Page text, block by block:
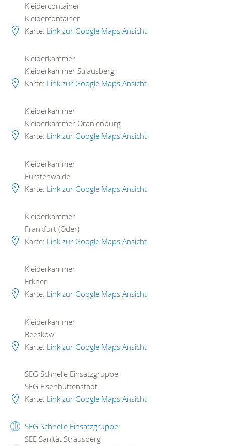
Kleidercontainer
Kleidercontainer
Karte: Link zur Google Maps Ansicht
Kleiderkammer
Kleiderkammer Strausberg
Karte: Link zur Google Maps Ansicht
Kleiderkammer
Kleiderkammer Oranienburg
Karte: Link zur Google Maps Ansicht
Kleiderkammer
Fürstenwalde
Karte: Link zur Google Maps Ansicht
Kleiderkammer
Frankfurt (Oder)
Karte: Link zur Google Maps Ansicht
Kleiderkammer
Erkner
Karte: Link zur Google Maps Ansicht
Kleiderkammer
Beeskow
Karte: Link zur Google Maps Ansicht
SEG Schnelle Einsatzgruppe
SEG Eisenhüttenstadt
Karte: Link zur Google Maps Ansicht
SEG Schnelle Einsatzgruppe
SEE Sanität Strausberg